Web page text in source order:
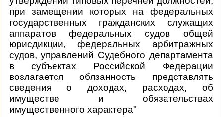
при замещении которых на федеральных
государственных гражданских служащих
аппаратов федеральных судов общей
юрисдикции, федеральных арбитражных
судов, управлений Судебного департамента
в субъектах Российской Федерации
возлагается обязанность представлять
сведения о доходах, расходах, об
имуществе и обязательствах
имущественного характера"